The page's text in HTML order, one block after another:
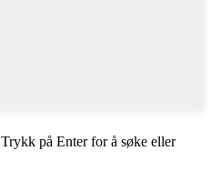
Trykk på Enter for å søke eller